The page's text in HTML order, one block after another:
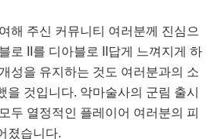
해 주신 커뮤니티 여러분께 진심으
로 II를 디아블로 II답게 느껴지게 하
성을 유지하는 것도 여러분과의 소
을 것입니다. 악마술사의 군림 출시
두 열정적인 플레이어 여러분의 피
졌습니다.